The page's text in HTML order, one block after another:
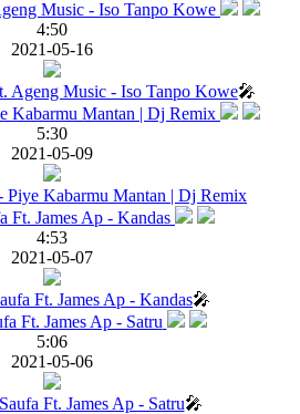
4:50
2021-05-16
Ageng Music - Iso Tanpo Kowe🎤
5:30
2021-05-09
Piye Kabarmu Mantan | Dj Remix
4:53
2021-05-07
Ft. James Ap - Kandas🎤
5:06
2021-05-06
Ft. James Ap - Satru🎤